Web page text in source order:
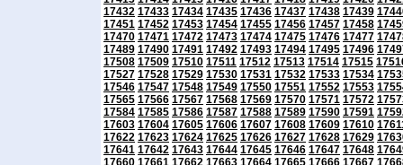
17432 17433 17434 17435 17436 17437 17438 17439
17451 17452 17453 17454 17455 17456 17457 17458
17470 17471 17472 17473 17474 17475 17476 17477
17489 17490 17491 17492 17493 17494 17495 17496
17508 17509 17510 17511 17512 17513 17514 17515
17527 17528 17529 17530 17531 17532 17533 17534
17546 17547 17548 17549 17550 17551 17552 17553
17565 17566 17567 17568 17569 17570 17571 17572
17584 17585 17586 17587 17588 17589 17590 17591
17603 17604 17605 17606 17607 17608 17609 17610
17622 17623 17624 17625 17626 17627 17628 17629
17641 17642 17643 17644 17645 17646 17647 17648
17660 17661 17662 17663 17664 17665 17666 17667